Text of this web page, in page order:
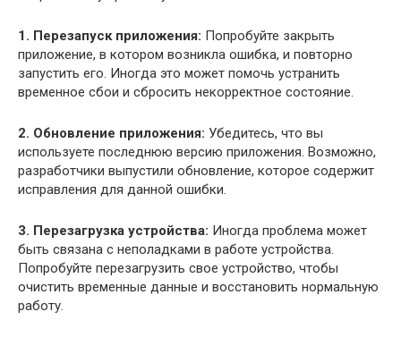
1. Перезапуск приложения: Попробуйте закрыть
приложение, в котором возникла ошибка, и повторно
запустить его. Иногда это может помочь устранить
временное сбои и сбросить некорректное состояние.
2. Обновление приложения: Убедитесь, что вы
используете последнюю версию приложения. Возможно,
разработчики выпустили обновление, которое содержит
исправления для данной ошибки.
3. Перезагрузка устройства: Иногда проблема может
быть связана с неполадками в работе устройства.
Попробуйте перезагрузить свое устройство, чтобы
очистить временные данные и восстановить нормальную
работу.